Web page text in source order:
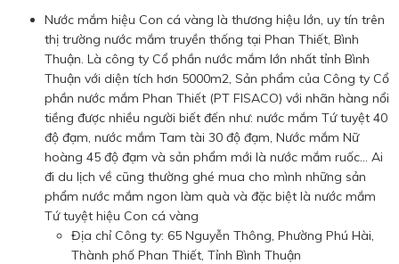
Nước mắm hiệu Con cá vàng là thương hiệu lớn, uy tín trên
thị trường nước mắm truyền thống tại Phan Thiết, Bình
Thuận. Là công ty Cổ phần nước mắm lớn nhất tỉnh Bình
Thuận với diện tích hơn 5000m2, Sản phẩm của Công ty Cổ
phần nước mắm Phan Thiết (PT FISACO) với nhãn hàng nổi
tiềng được nhiều người biết đến như: nước mắm Tứ tuyệt 40
độ đạm, nước mắm Tam tài 30 độ đạm, Nước mắm Nữ
hoàng 45 độ đạm và sản phẩm mới là nước mắm ruốc… Ai
đi du lịch về cũng thường ghé mua cho mình những sản
phẩm nước mắm ngon làm quà và đặc biệt là nước mắm
Tứ tuyệt hiệu Con cá vàng
Địa chỉ Công ty: 65 Nguyễn Thông, Phường Phú Hài,
Thành phố Phan Thiết, Tỉnh Bình Thuận